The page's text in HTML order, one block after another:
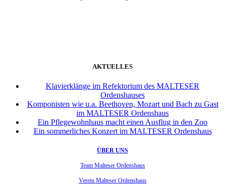
AKTUELLES
Klavierklänge im Refektorium des MALTESER
Ordenshauses
Komponisten wie u.a. Beethoven, Mozart und Bach zu Gast
im MALTESER Ordenshaus
Ein Pflegewohnhaus macht einen Ausflug in den Zoo
Ein sommerliches Konzert im MALTESER Ordenshaus
ÜBER UNS
Team Malteser Ordenshaus
Verein Malteser Ordenshaus